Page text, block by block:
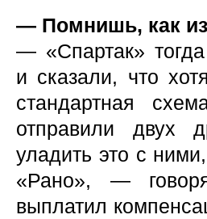
— Помнишь, как из
— «Спартак»
и сказали, что
стандартная
отправили двух
уладить это с
«Рано», —
выплатил